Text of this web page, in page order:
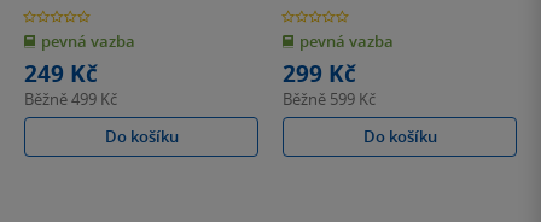
0.0
z
5
hvězdiček
pevná vazba
249 Kč
Běžně499 Kč
Do košíku
0.0
z
5
hvězdiček
pevná vazba
299 Kč
Běžně 599 Kč
Do košíku